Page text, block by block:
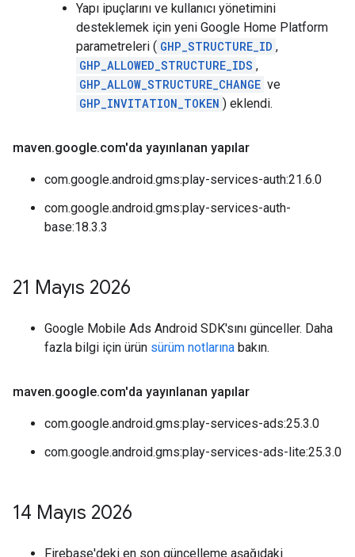
Yapı ipuçlarını ve kullanıcı yönetimini
desteklemek için yeni Google Home Platform
parametreleri ( GHP_STRUCTURE_ID ,
GHP_ALLOWED_STRUCTURE_IDS ,
GHP_ALLOW_STRUCTURE_CHANGE ve
GHP_INVITATION_TOKEN ) eklendi.
maven.google.com'da yayınlanan yapılar
com.google.android.gms:play-services-auth:21.6.0
com.google.android.gms:play-services-auth-
base:18.3.3
21 Mayıs 2026
Google Mobile Ads Android SDK'sını günceller. Daha
fazla bilgi için ürün sürüm notlarına bakın.
maven.google.com'da yayınlanan yapılar
com.google.android.gms:play-services-ads:25.3.0
com.google.android.gms:play-services-ads-lite:25.3.0
14 Mayıs 2026
Firebase'deki en son güncelleme aşağıdaki